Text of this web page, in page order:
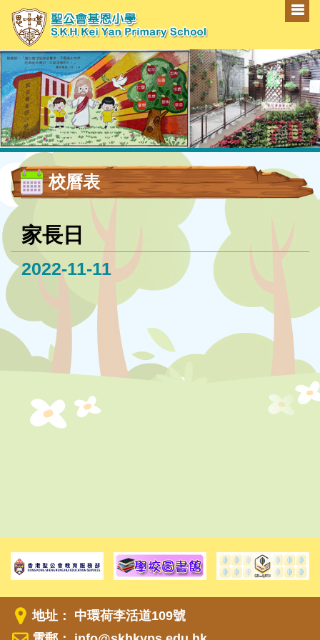
校曆表
家長日
2022-11-11
地址： 中環荷李活道109號